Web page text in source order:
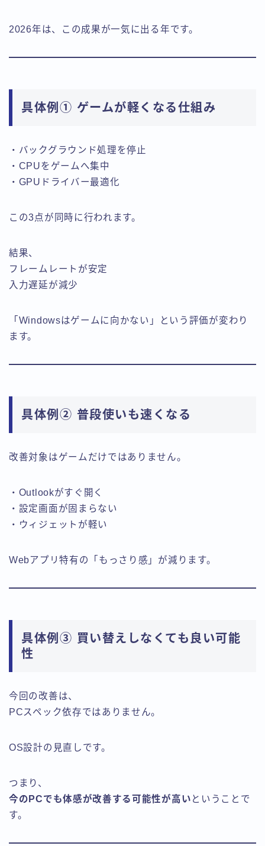
2026年は、この成果が一気に出る年です。
具体例① ゲームが軽くなる仕組み
・バックグラウンド処理を停止
・CPUをゲームへ集中
・GPUドライバー最適化
この3点が同時に行われます。
結果、
フレームレートが安定
入力遅延が減少
「Windowsはゲームに向かない」という評価が変わり
ます。
具体例② 普段使いも速くなる
改善対象はゲームだけではありません。
・Outlookがすぐ開く
・設定画面が固まらない
・ウィジェットが軽い
Webアプリ特有の「もっさり感」が減ります。
具体例③ 買い替えしなくても良い可能
性
今回の改善は、
PCスペック依存ではありません。
OS設計の見直しです。
つまり、
今のPCでも体感が改善する可能性が高い ということで
す。